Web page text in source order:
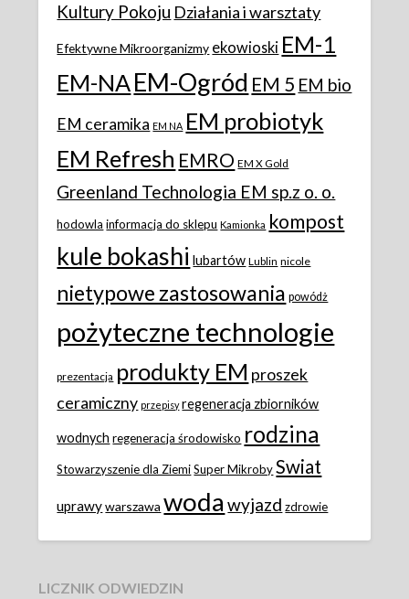
Kultury Pokoju Działania i warsztaty
Efektywne Mikroorganizmy ekowioski EM-1
EM-NAEM-Ogród EM 5 EM bio
EM ceramika EM NA EM probiotyk
EM Refresh EMRO EM X Gold
Greenland Technologia EM sp.z o. o.
hodowla informacja do sklepu Kamionka kompost
kule bokashi lubartów Lublin nicole
nietypowe zastosowania powódż
pożyteczne technologie
prezentacja produkty EM proszek
ceramiczny przepisy regeneracja zbiorników
wodnych regeneracja środowisko rodzina
Stowarzyszenie dla Ziemi Super Mikroby Swiat
uprawy warszawa woda wyjazd zdrowie
LICZNIK ODWIEDZIN